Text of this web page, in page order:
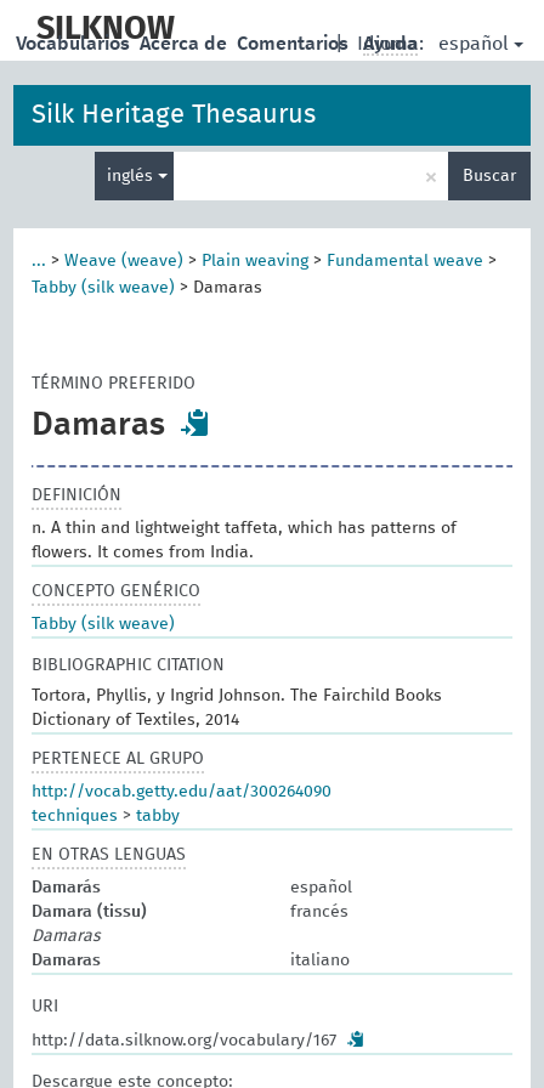
main
SILKNOW | Idioma: español
Vocabularios Acerca de Comentarios Ayuda
Silk Heritage Thesaurus
inglés × Buscar
... >Weave (weave) > Plain weaving> Fundamental weave >
Tabby (silk weave) > Damaras
TÉRMINO PREFERIDO
Damaras
DEFINICIÓN
n. A thin and lightweight taffeta, which has patterns of
flowers. It comes from India.
CONCEPTO GENÉRICO
Tabby (silk weave)
BIBLIOGRAPHIC CITATION
Tortora, Phyllis, y Ingrid Johnson. The Fairchild Books
Dictionary of Textiles, 2014
PERTENECE AL GRUPO
http://vocab.getty.edu/aat/300264090
techniques >tabby
EN OTRAS LENGUAS
Damarás
español
Damara (tissu)
francés
Damaras
Damaras
italiano
URI
http://data.silknow.org/vocabulary/167
Descargue este concepto: